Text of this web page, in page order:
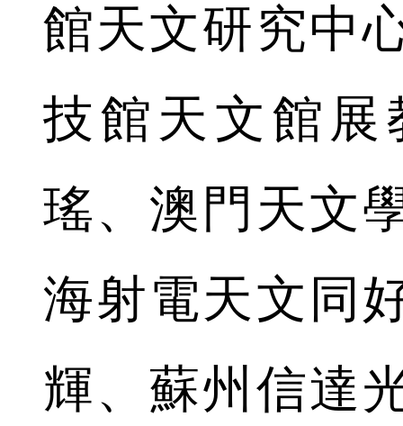
館天文研究中
技館天文館展
瑤、澳門天文
海射電天文同
輝、蘇州信達